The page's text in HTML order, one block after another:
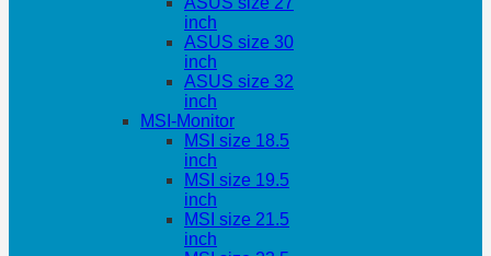
inch
ASUS size 30
inch
ASUS size 32
inch
MSI-Monitor
MSI size 18.5
inch
MSI size 19.5
inch
MSI size 21.5
inch